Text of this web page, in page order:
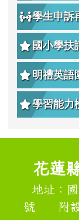
學生申訴
國小學扶
明禮英語
學習能力
頁尾區域
花蓮
地址：
號 附設